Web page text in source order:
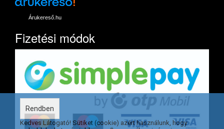
Árukereső.hu
Fizetési módok
Rendben
Kedves Látogató! Sütiket (cookie) azért használunk, hogy